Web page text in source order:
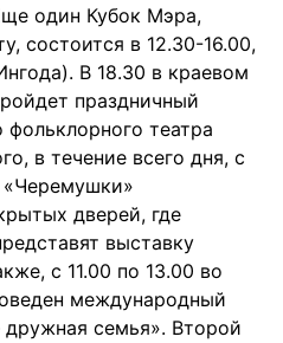
один Кубок Мэра,
состоится в 12.30-16.00,
В 18.30 в краевом
праздничный
театра
в течение всего дня, с
«Черемушки»
дверей, где
выставку
с 11.00 по 13.00 во
международный
семья». Второй